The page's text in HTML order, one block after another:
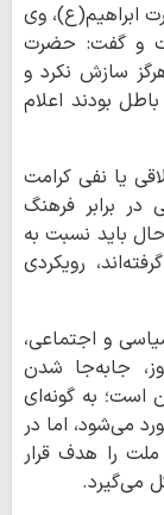
ابراهیم(ع)، وی
و گفت: حضرت
سازش نکرد و
بودند اعلام
یا نفی کرامت
در برابر فرهنگ
باید نسبت به
رویکردی
و اجتماعی،
جابه‌جا شدن
است؛ به گونه‌ای
می‌شود، اما در
را هدف قرار
می‌گیرد.